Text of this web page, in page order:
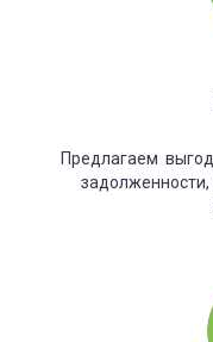
Предлагаем